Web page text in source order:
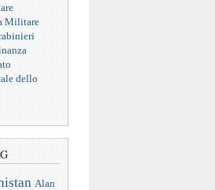
Militare
dello
Alan